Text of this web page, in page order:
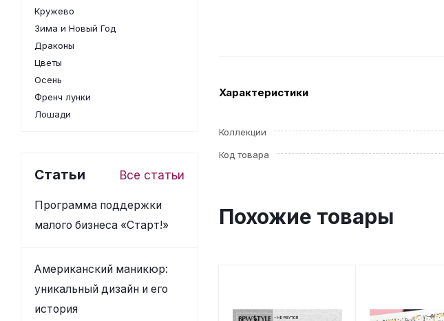
Характеристики
Коллекции
Код товара
Похожие товары
Кружево
Зима и Новый Год
Драконы
Цветы
Осень
Френч лунки
Лошади
Статьи Все статьи
Программа поддержки
малого бизнеса «Старт!»
Американский маникюр:
уникальный дизайн и его
история